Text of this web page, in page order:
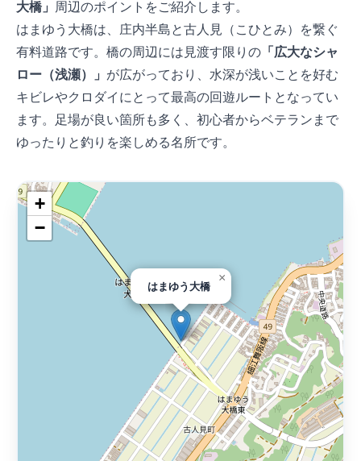
大橋」 周辺のポイントをご紹介します。
はまゆう大橋は、庄内半島と古人見（こひとみ）を繋ぐ
有料道路です。橋の周辺には見渡す限りの 「広大なシャ
ロー（浅瀬）」 が広がっており、水深が浅いことを好む
キビレやクロダイにとって最高の回遊ルートとなってい
ます。足場が良い箇所も多く、初心者からベテランまで
ゆったりと釣りを楽しめる名所です。
はまゆう大橋
×
+
−